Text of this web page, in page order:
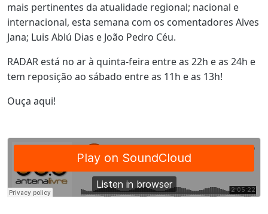
mais pertinentes da atualidade regional; nacional e
internacional, esta semana com os comentadores Alves
Jana; Luis Ablú Dias e João Pedro Céu.
RADAR está no ar à quinta-feira entre as 22h e as 24h e
tem reposição ao sábado entre as 11h e as 13h!
Ouça aqui!